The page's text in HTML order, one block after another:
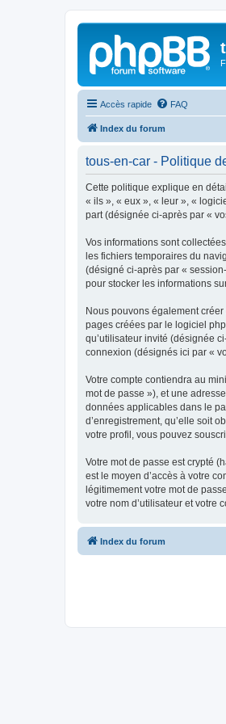
Accès rapide FAQ
Index du forum
tous-en-car - Politique
Cette politique explique en
« ils », « eux », « leur », «
part (désignée ci-après par «
Vos informations sont
les fichiers temporaires du
(désigné ci-après par «
pour stocker les informations
Nous pouvons également
pages créées par le logiciel
qu’utilisateur invité (désignée
connexion (désignés ici par «
Votre compte contiendra au
mot de passe »), et une
données applicables dans le
d’enregistrement, qu’elle soit
votre profil, vous pouvez
Votre mot de passe est crypté
est le moyen d’accès à votre
légitimement votre mot de
votre nom d’utilisateur et votre
Index du forum